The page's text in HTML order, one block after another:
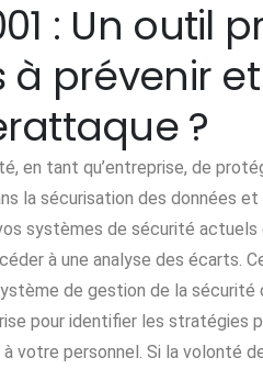
: Un outil
à prévenir
?
en tant qu’entreprise, de
la sécurisation des données
systèmes de sécurité
à une analyse des écarts.
de gestion de la
pour identifier les stratégies
votre personnel. Si la volonté